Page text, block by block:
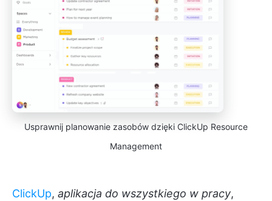
Usprawnij planowanie zasobów dzięki ClickUp Resource
Management
ClickUp, aplikacja do wszystkiego w pracy,